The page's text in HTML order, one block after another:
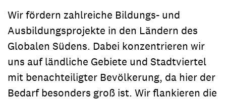
Wir fördern zahlreiche Bildungs- und
Ausbildungsprojekte in den Ländern des
Globalen Südens. Dabei konzentrieren wir
uns auf ländliche Gebiete und Stadtviertel
mit benachteiligter Bevölkerung, da hier der
Bedarf besonders groß ist. Wir flankieren die